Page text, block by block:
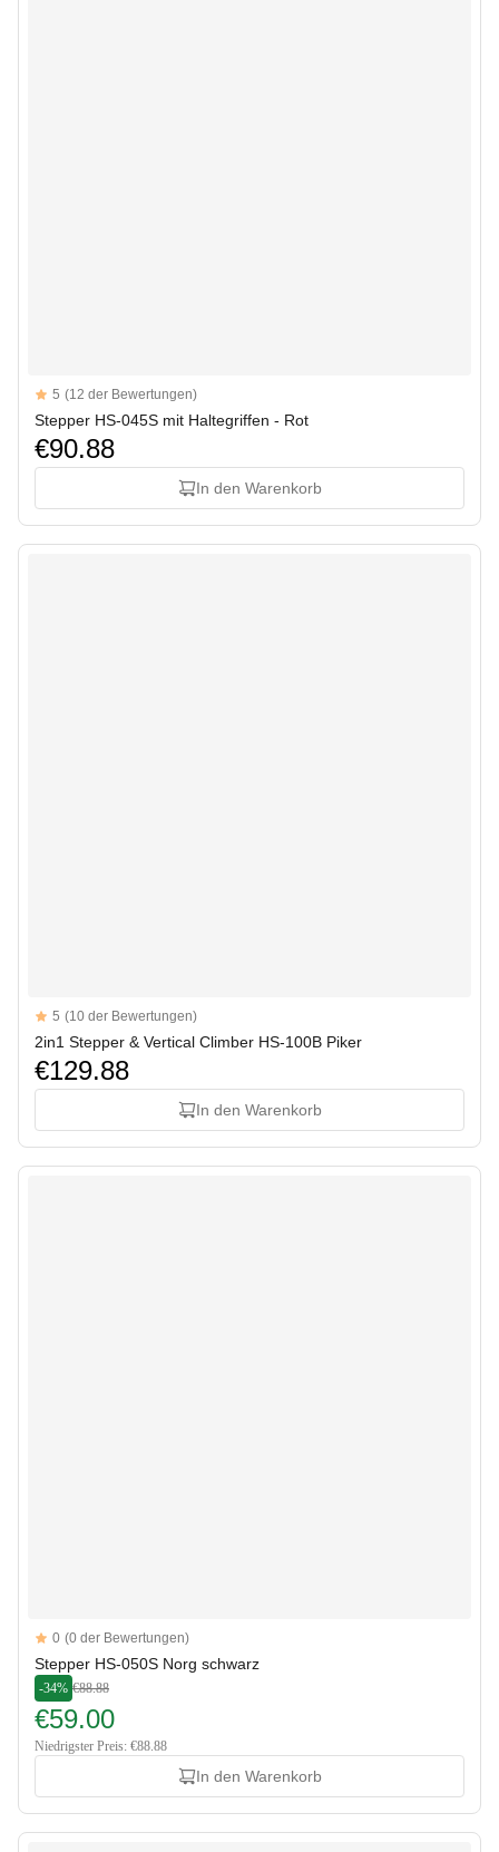
Reviews
5 out of 5 stars
5 (12 der Bewertungen)
Stepper HS-045S mit Haltegriffen - Rot
€90.88
In den Warenkorb
Reviews
5 out of 5 stars
5 (10 der Bewertungen)
2in1 Stepper & Vertical Climber HS-100B Piker
€129.88
In den Warenkorb
Reviews
0 (0 der Bewertungen)
Stepper HS-050S Norg schwarz
-34% €88.88
€59.00
Niedrigster Preis: €88.88
In den Warenkorb